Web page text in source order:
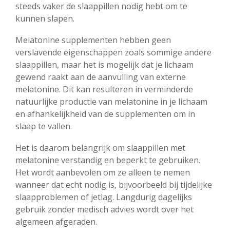
steeds vaker de slaappillen nodig hebt om te
kunnen slapen.
Melatonine supplementen hebben geen
verslavende eigenschappen zoals sommige andere
slaappillen, maar het is mogelijk dat je lichaam
gewend raakt aan de aanvulling van externe
melatonine. Dit kan resulteren in verminderde
natuurlijke productie van melatonine in je lichaam
en afhankelijkheid van de supplementen om in
slaap te vallen.
Het is daarom belangrijk om slaappillen met
melatonine verstandig en beperkt te gebruiken.
Het wordt aanbevolen om ze alleen te nemen
wanneer dat echt nodig is, bijvoorbeeld bij tijdelijke
slaapproblemen of jetlag. Langdurig dagelijks
gebruik zonder medisch advies wordt over het
algemeen afgeraden.